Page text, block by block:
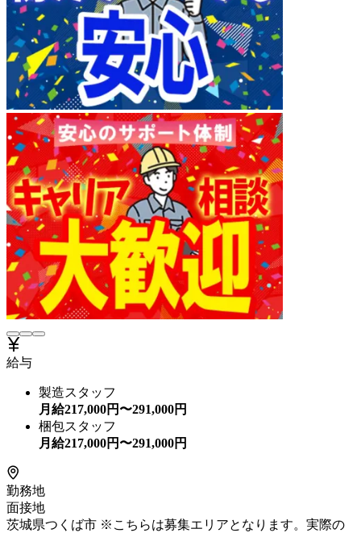
給与
製造スタッフ
月給217,000円〜291,000円
梱包スタッフ
月給217,000円〜291,000円
勤務地
面接地
茨城県つくば市 ※こちらは募集エリアとなります。実際の